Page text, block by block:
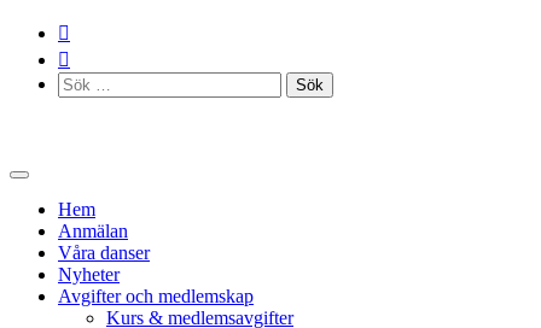
Skip
contentSök
efter:
Hem
Anmälan
Våra danser
Nyheter
Avgifter och medlemskap
Kurs & medlemsavgifter